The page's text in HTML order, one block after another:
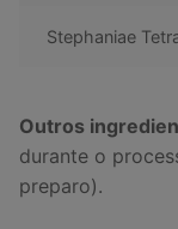
Stephaniae
Outros
durante o
preparo).